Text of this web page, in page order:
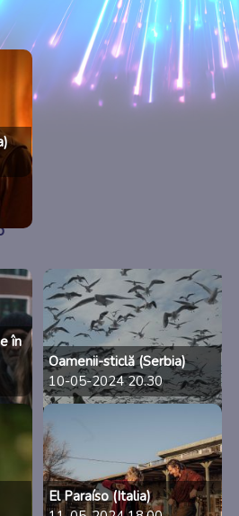
în
Oamenii-sticlă (Serbia)
10-05-2024 20.30
El Paraíso (Italia)